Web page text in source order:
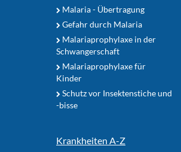
Malaria - Übertragung
Gefahr durch Malaria
Malariaprophylaxe in der
Schwangerschaft
Malariaprophylaxe für
Kinder
Schutz vor Insektenstiche und
-bisse
Krankheiten A-Z